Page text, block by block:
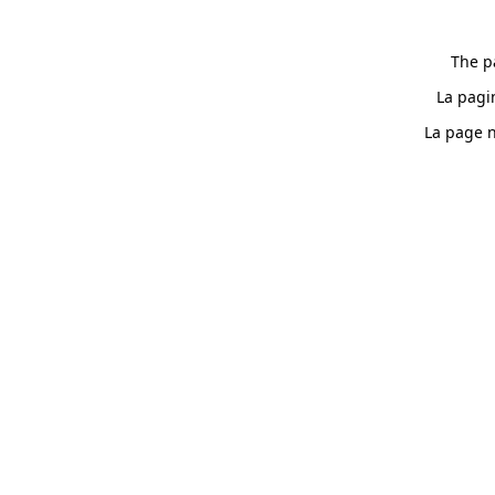
The
La
La page